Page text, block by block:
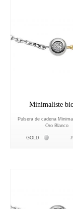
Minimaliste
Pulsera de cadena
Oro Blanco
GOLD Белое